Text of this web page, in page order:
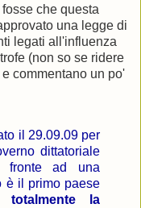
che questa
una legge di
legati all'influenza
(non so se ridere
commentano un po'
il 29.09.09 per
dittatoriale
ad una
è il primo paese
totalmente la